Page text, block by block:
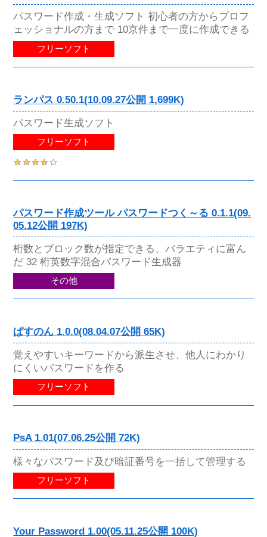
パスワード作成・生成ソフト 初心者の方からプロフ
ェッショナルの方まで 10京件まで一度に作成できる
フリーソフト
ランパス 0.50.1(10.09.27公開 1,699K)
パスワード生成ソフト
フリーソフト
パスワード作成ツール パスワードつく～る 0.1.1(09.
05.12公開 197K)
桁数とブロック数が指定できる、バラエティに富ん
だ 32 桁英数字混合パスワード生成器
その他
ぱすのん 1.0.0(08.04.07公開 65K)
覚えやすいキーワードから派生させ、他人にわかり
にくいパスワードを作る
フリーソフト
PsA 1.01(07.06.25公開 72K)
様々なパスワード及び暗証番号を一括して管理する
フリーソフト
Your Password 1.00(05.11.25公開 100K)